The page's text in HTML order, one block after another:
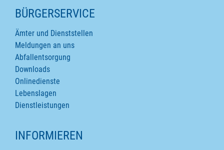
SEITENINHALTE
BÜRGERSERVICE
Ämter und Dienststellen
Meldungen an uns
Abfallentsorgung
Downloads
Onlinedienste
Lebenslagen
Dienstleistungen
INFORMIEREN